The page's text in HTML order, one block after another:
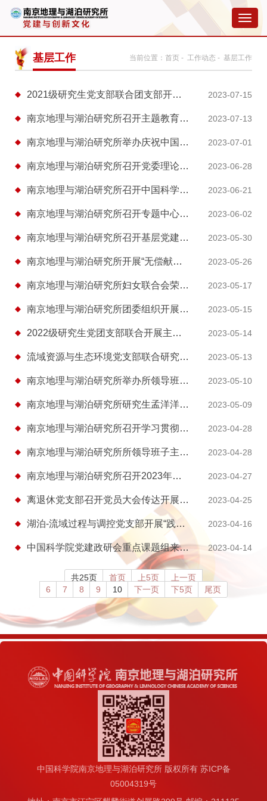
切
换
航
基层工作 当前位置： 首页 - 工作动态 - 基层工作
2021级研究生党支部联合团支部开展主题教育专题调研活动 2023-07-15
南京地理与湖泊研究所召开主题教育调研成果转化交流会 2023-07-13
南京地理与湖泊研究所举办庆祝中国共产党成立102周年专题党课报告会 2023-07-01
南京地理与湖泊研究所召开党委理论学习中心组专题学习会，传达学习中国科学院党的... 2023-06-28
南京地理与湖泊研究所召开中国科学院党的建设工作会议精神专题学习会暨党建工作交... 2023-06-21
南京地理与湖泊研究所召开专题中心组（扩大）学习会 2023-06-02
南京地理与湖泊研究所召开基层党建工作交流推进会 2023-05-30
南京地理与湖泊研究所开展“无偿献血献爱心 凝聚力量传温暖”活动 2023-05-26
南京地理与湖泊研究所妇女联合会荣获2023年“科苑女性活动月” 优秀组织奖 2023-05-17
南京地理与湖泊研究所团委组织开展“寻访红色遗址，传承先辈精神，点亮青春旗帜”... 2023-05-15
2022级研究生党团支部联合开展主题教育活动 2023-05-14
流域资源与生态环境党支部联合研究生党总支开展“古运河畔忆峥嵘，调查研究我践行... 2023-05-13
南京地理与湖泊研究所举办所领导班子主题教育第二阶段读书班 2023-05-10
南京地理与湖泊研究所研究生孟洋洋荣获2022年度中国科学院“优秀共青团员”荣誉称号 2023-05-09
南京地理与湖泊研究所召开学习贯彻习近平新时代中国特色社会主义思想主题教育动员... 2023-04-28
南京地理与湖泊研究所所领导班子主题教育读书班第一阶段顺利结束 2023-04-28
南京地理与湖泊研究所召开2023年第二季度纪委会 2023-04-27
离退休党支部召开党员大会传达开展主题教育的相关精神 2023-04-25
湖泊-流域过程与调控党支部开展“践行二十大，共护长江水”主题党日活动 2023-04-16
中国科学院党建政研会重点课题组来所调研交流 2023-04-14
共25页 首页 上5页
上一页
6
7 8 9 10 下一页 下5页 尾页
中国科学院南京地理与湖泊研究所 版权所有 苏ICP备
05004319号